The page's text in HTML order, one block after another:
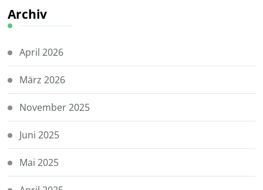
Archiv
April 2026
März 2026
November 2025
Juni 2025
Mai 2025